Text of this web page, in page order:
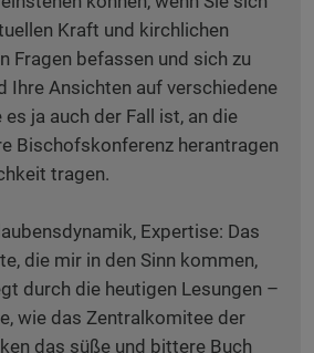
Kraft und kirchlichen
Fragen befassen und sich zu
Ihre Ansichten auf verschiedene
ja auch der Fall ist, an die
Bischofskonferenz herantragen
tragen.
Expertise: Das
die mir in den Sinn kommen,
durch die heutigen Lesungen –
wie das Zentralkomitee der
das süße und bittere Buch